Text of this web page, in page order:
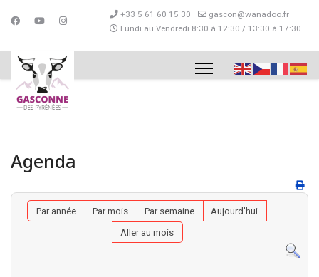
+33 5 61 60 15 30
gascon@wanadoo.fr
Lundi au Vendredi 8:30 à 12:30 / 13:30 à 17:30
Agenda
Par année Par mois Par semaine
Aujourd'hui
Aller au mois